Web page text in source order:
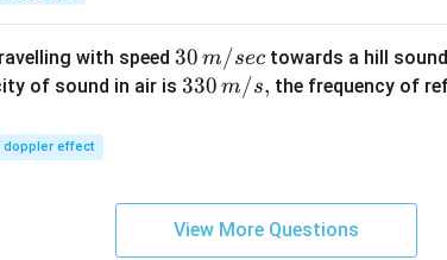
with speed 30
\,
30 m/sec towards a hill
of sound in air is33
330 m/s, the frequency of
doppler effect
View More Questions